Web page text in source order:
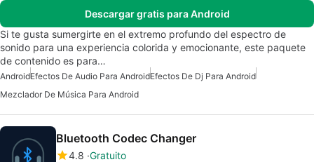
Descargar gratis para Android
Si te gusta sumergirte en el extremo profundo del espectro de
sonido para una experiencia colorida y emocionante, este paquete
de contenido es para…
AndroidEfectos De Audio Para AndroidEfectos De Dj Para Android
Mezclador De Música Para Android
Bluetooth Codec Changer
4.8 Gratuito